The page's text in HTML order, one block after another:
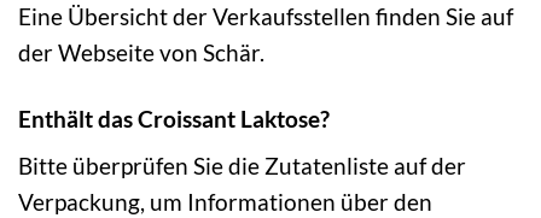
Eine Übersicht der Verkaufsstellen finden Sie auf
der Webseite von Schär.
Enthält das Croissant Laktose?
Bitte überprüfen Sie die Zutatenliste auf der
Verpackung, um Informationen über den